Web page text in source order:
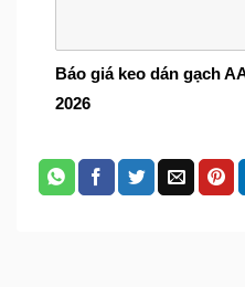
Báo giá keo dán gạch
2026